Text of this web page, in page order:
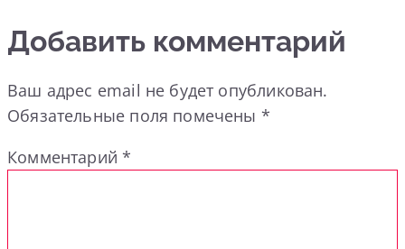
Добавить комментарий
Ваш адрес email не будет опубликован.
Обязательные поля помечены *
Комментарий*